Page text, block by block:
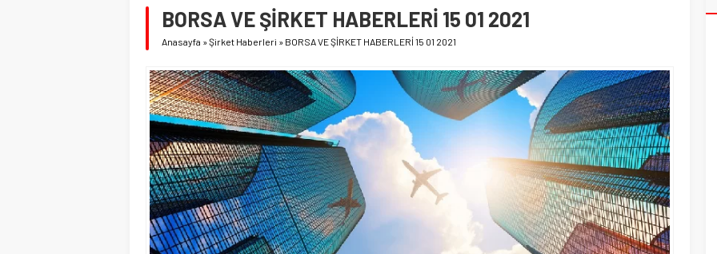
BORSA VE ŞİRKET HABERLERİ 15 01 2021
Anasayfa »Şirket Haberleri » BORSA VE ŞİRKET HABERLERİ 15 01 2021